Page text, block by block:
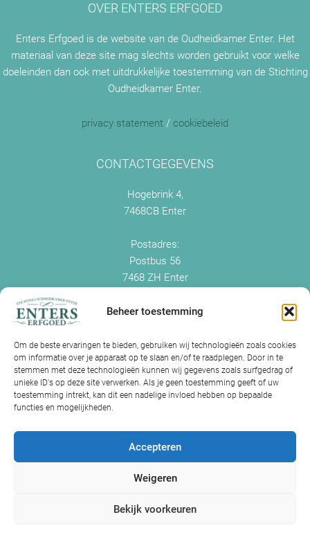
Beheer toestemming
Om de beste ervaringen te bieden, gebruiken wij technologieën zoals cookies
om informatie over je apparaat op te slaan en/of te raadplegen. Door in te
stemmen met deze technologieën kunnen wij gegevens zoals surfgedrag of
unieke ID's op deze site verwerken. Als je geen toestemming geeft of uw
toestemming intrekt, kan dit een nadelige invloed hebben op bepaalde
functies en mogelijkheden.
Accepteren
Weigeren
Bekijk voorkeuren
OVER ENTERS ERFGOED
Enters Erfgoed is de website van de Oudheidkamer Enter. Het
materiaal van deze site mag slechts worden gebruikt voor welke
doeleinden dan ook met uitdrukkelijke toestemming van de Stichting
Oudheidkamer Enter.
privacy statement / cookiebeleid
CONTACTGEGEVENS
Hogebrink 4,
7468CB Enter
Postadres:
Postbus 56
7468 ZH Enter
info@enterserfgoed.nl
IK HEB OUDE FOTO'S
Is Historisch Enter daarin geïnteresseerd?
Jazeker! Hebt u oude foto’s of videos van Enter? Dan kunt u contact
met ons opnemen.
Volg ons op Facebook
Volg ons op Instagram